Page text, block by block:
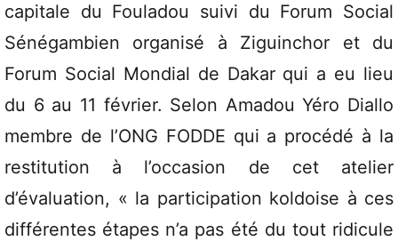
capitale du Fouladou suivi du Forum Social
Sénégambien organisé à Ziguinchor et du
Forum Social Mondial de Dakar qui a eu lieu
du 6 au 11 février. Selon Amadou Yéro Diallo
membre de l’ONG FODDE qui a procédé à la
restitution à l’occasion de cet atelier
d’évaluation, « la participation koldoise à ces
différentes étapes n’a pas été du tout ridicule